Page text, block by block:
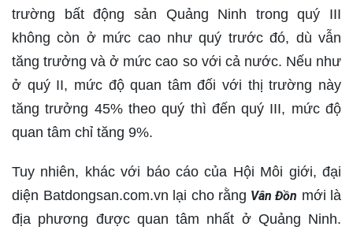
trường bất động sản Quảng Ninh trong quý III
không còn ở mức cao như quý trước đó, dù vẫn
tăng trưởng và ở mức cao so với cả nước. Nếu như
ở quý II, mức độ quan tâm đối với thị trường này
tăng trưởng 45% theo quý thì đến quý III, mức độ
quan tâm chỉ tăng 9%.
Tuy nhiên, khác với báo cáo của Hội Môi giới, đại
diện Batdongsan.com.vn lại cho rằng Vân Đồn mới là
địa phương được quan tâm nhất ở Quảng Ninh.